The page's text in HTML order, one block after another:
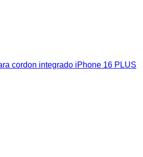
cordon integrado iPhone 16 PLUS